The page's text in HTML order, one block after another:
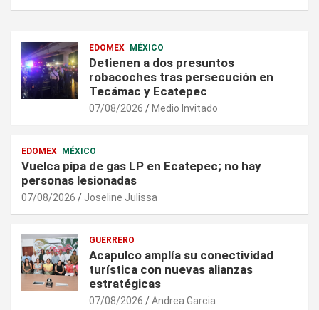
EDOMEX MÉXICO
Detienen a dos presuntos
robacoches tras persecución en
Tecámac y Ecatepec
07/08/2026 Medio Invitado
EDOMEX MÉXICO
Vuelca pipa de gas LP en Ecatepec; no hay
personas lesionadas
07/08/2026 Joseline Julissa
GUERRERO
Acapulco amplía su conectividad
turística con nuevas alianzas
estratégicas
07/08/2026 Andrea Garcia